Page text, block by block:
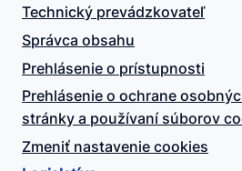
Technický prevádzkovateľ
Správca obsahu
Prehlásenie o prístupnosti
Prehlásenie o ochrane
stránky a používaní súborov
Zmeniť nastavenie cookies